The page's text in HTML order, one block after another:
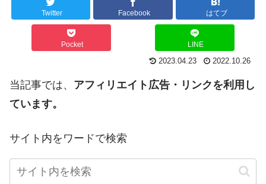
Twitter Facebook はてブ
Pocket LINE
2023.04.23 2022.10.26
当記事では、 アフィリエイト広告・リンクを利用し
ています。
サイト内をワードで検索